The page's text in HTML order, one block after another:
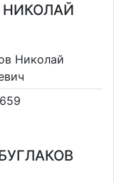
НИКОЛАЙ
Николай